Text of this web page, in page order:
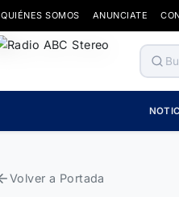
QUIÉNES SOMOS ANUNCIATE
Volver a Portada